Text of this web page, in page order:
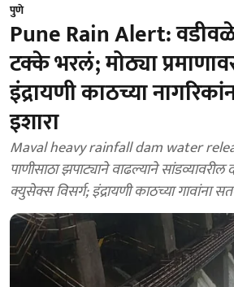
पुणे
Pune Rain Alert:
टक्के भरलं; मोठ्या
इंद्रायणी काठच्या
इशारा
Maval heavy rainfall dam water
पाणीसाठा झपाट्याने वाढल्याने सांडव्यावरील
क्युसेक्स विसर्ग; इंद्रायणी काठच्या गावांना